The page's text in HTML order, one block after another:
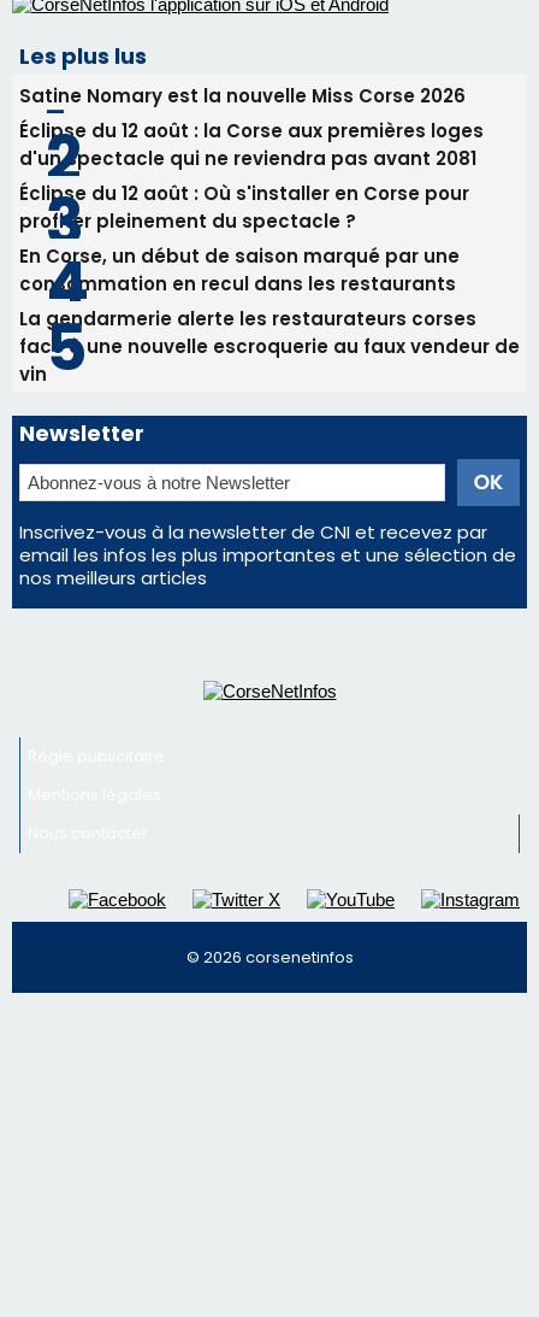
Tennis - Début ce week-end du tournoi du
RCPV
31/07/2026 08:22
82ème anniversaire de la disparition du
Commandant Antoine de Saint Exupery
Les plus lus
Satine Nomary est la nouvelle Miss Corse 2026
Éclipse du 12 août : la Corse aux premières loges
d'un spectacle qui ne reviendra pas avant 2081
Éclipse du 12 août : Où s'installer en Corse pour
profiter pleinement du spectacle ?
En Corse, un début de saison marqué par une
consommation en recul dans les restaurants
La gendarmerie alerte les restaurateurs corses
face à une nouvelle escroquerie au faux vendeur de